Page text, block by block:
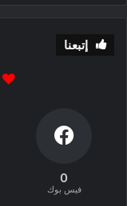
إتبعنا
0
فيس بوك